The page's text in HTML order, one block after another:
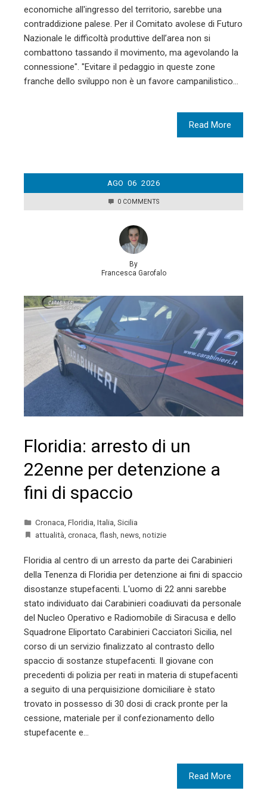
economiche all'ingresso del territorio, sarebbe una
contraddizione palese. Per il Comitato avolese di Futuro
Nazionale le difficoltà produttive dell’area non si
combattono tassando il movimento, ma agevolando la
connessione". "Evitare il pedaggio in queste zone
franche dello sviluppo non è un favore campanilistico…
Read More
AGO 06 2026
0 COMMENTS
By
Francesca Garofalo
Floridia: arresto di un
22enne per detenzione a
fini di spaccio
Cronaca Floridia Italia Sicilia
attualità cronaca flash news notizie
Floridia al centro di un arresto da parte dei Carabinieri
della Tenenza di Floridia per detenzione ai fini di spaccio
disostanze stupefacenti. L'uomo di 22 anni sarebbe
stato individuato dai Carabinieri coadiuvati da personale
del Nucleo Operativo e Radiomobile di Siracusa e dello
Squadrone Eliportato Carabinieri Cacciatori Sicilia, nel
corso di un servizio finalizzato al contrasto dello
spaccio di sostanze stupefacenti. Il giovane con
precedenti di polizia per reati in materia di stupefacenti
a seguito di una perquisizione domiciliare è stato
trovato in possesso di 30 dosi di crack pronte per la
cessione, materiale per il confezionamento dello
stupefacente e…
Read More